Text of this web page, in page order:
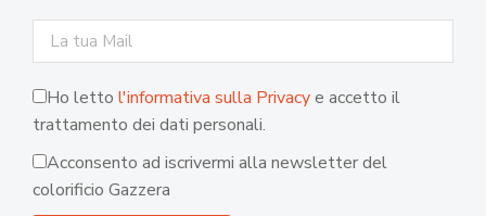
Ho letto l'informativa sulla Privacye accetto il
trattamento dei dati personali.
Acconsento ad iscrivermi alla newsletter del
colorificio Gazzera